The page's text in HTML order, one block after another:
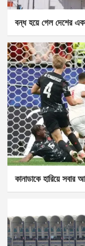
বন্ধ হয়ে গেল দেশের
কানাডাকে হারিয়ে সবার